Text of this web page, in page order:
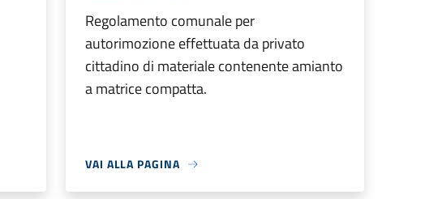
Regolamento comunale per
autorimozione effettuata da privato
cittadino di materiale contenente amianto
a matrice compatta.
VAI ALLA PAGINA